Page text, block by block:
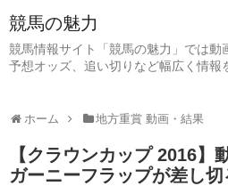
競馬の魅力
競馬情報サイト「競馬の魅力」では動
予想オッズ、追い切りなど幅広く情報
ホーム 地方重賞 動画・結果
【クラウンカップ 2016】
ガーニーフラップが差し切